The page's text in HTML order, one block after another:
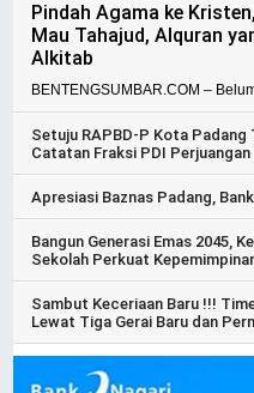
Pindah Agama ke
Mau Tahajud, Alquran
Alkitab
BENTENGSUMBAR.COM –
Setuju RAPBD-P Kota Padang
Catatan Fraksi PDI
Apresiasi Baznas Padang,
Bangun Generasi Emas 2045,
Sekolah Perkuat
Sambut Keceriaan Baru !!!
Lewat Tiga Gerai Baru dan